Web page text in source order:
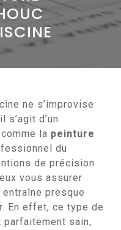
ne s’improvise
s’agit d’un
la peinture
du
de précision
vous assurer
entraîne presque
En effet, ce type de
sain,